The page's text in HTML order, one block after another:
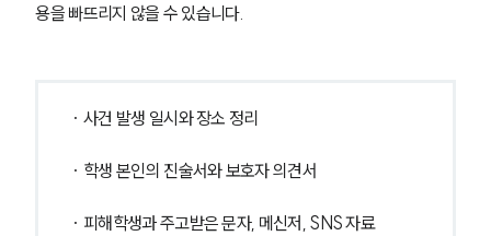
용을 빠뜨리지 않을 수 있습니다.
· 사건 발생 일시와 장소 정리
· 학생 본인의 진술서와 보호자 의견서
· 피해학생과 주고받은 문자, 메신저, SNS 자료